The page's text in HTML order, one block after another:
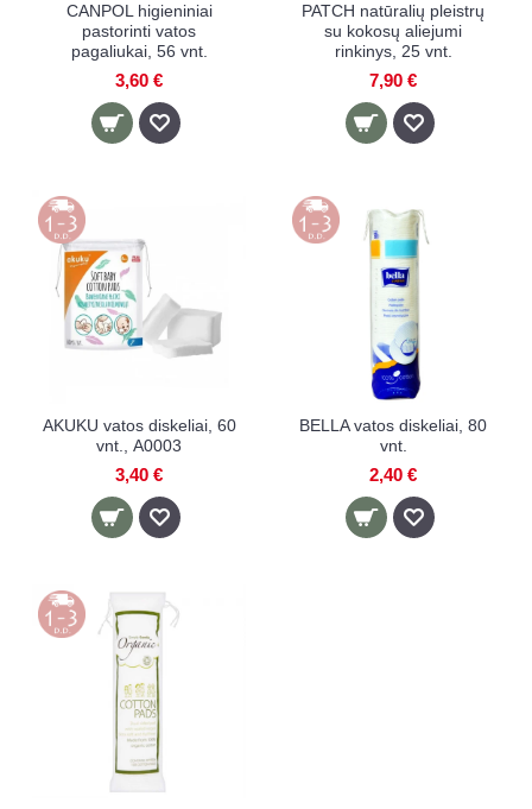
CANPOL higieniniai
pastorinti vatos
pagaliukai, 56 vnt.
3,60 €
PATCH natūralių pleistrų
su kokosų aliejumi
rinkinys, 25 vnt.
7,90 €
AKUKU vatos diskeliai, 60
vnt., А0003
3,40 €
BELLA vatos diskeliai, 80
vnt.
2,40 €